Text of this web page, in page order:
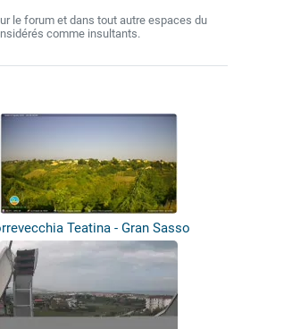
le forum et dans tout autre espaces du
comme insultants.
Teatina - Gran Sasso